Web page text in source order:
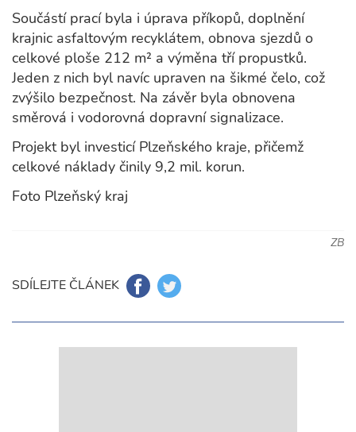
Součástí prací byla i úprava příkopů, doplnění
krajnic asfaltovým recyklátem, obnova sjezdů o
celkové ploše 212 m² a výměna tří propustků.
Jeden z nich byl navíc upraven na šikmé čelo, což
zvýšilo bezpečnost. Na závěr byla obnovena
směrová i vodorovná dopravní signalizace.
Projekt byl investicí Plzeňského kraje, přičemž
celkové náklady činily 9,2 mil. korun.
Foto Plzeňský kraj
ZB
SDÍLEJTE ČLÁNEK